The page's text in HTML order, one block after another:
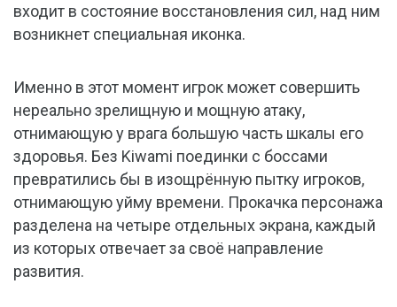
входит в состояние восстановления сил, над ним
возникнет специальная иконка.
Именно в этот момент игрок может совершить
нереально зрелищную и мощную атаку,
отнимающую у врага большую часть шкалы его
здоровья. Без Kiwami поединки с боссами
превратились бы в изощрённую пытку игроков,
отнимающую уйму времени. Прокачка персонажа
разделена на четыре отдельных экрана, каждый
из которых отвечает за своё направление
развития.